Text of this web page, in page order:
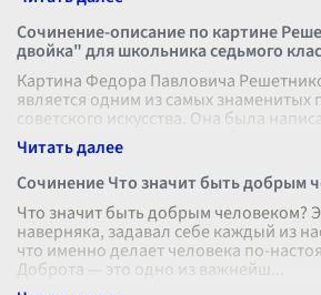
Сочинение-описание по картине
двойка" для школьника седьмого
Картина Федора Павловича
является одним из самых знаменитых
советского искусства. Она была
привлекает внимание своей
Сочинение Что значит быть добрым
Что значит быть добрым человеком?
наверняка, задавал себе каждый из
что именно делает человека по-
Доброта — это одно из важнейш